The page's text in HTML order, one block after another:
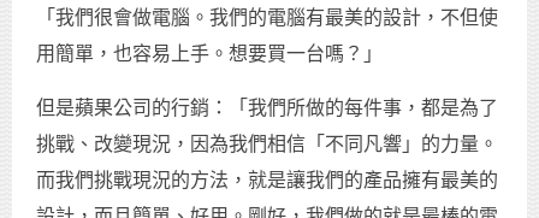
「我們很會做電腦。我們的電腦有最美的設計，不但使
用簡單，也容易上手。想要買一台嗎？」
但是蘋果公司的行銷：「我們所做的每件事，都是為了
挑戰、改變現況，因為我們相信「不同凡響」的力量。
而我們挑戰現況的方法，就是讓我們的產品擁有最美的